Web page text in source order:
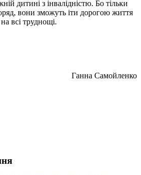
дитині з інвалідністю. Бо тільки
вони зможуть іти дорогою життя
всі труднощі.
Ганна Самойленко